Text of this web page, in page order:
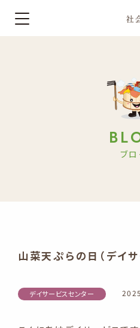
ブ
山菜天ぷらの日（デイサ
デイサービスセンター